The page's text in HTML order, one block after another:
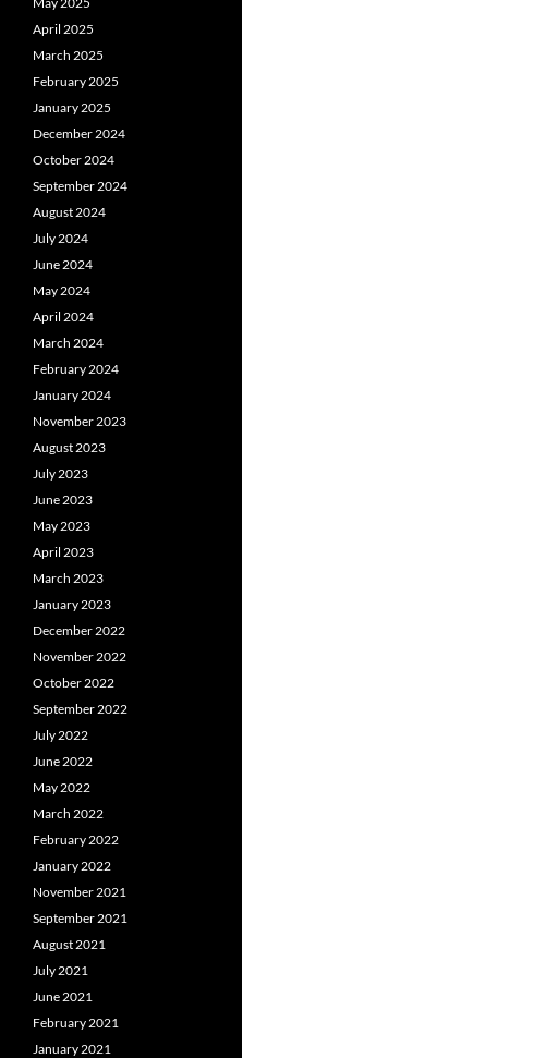
April 2025
March 2025
February 2025
January 2025
December 2024
October 2024
September 2024
August 2024
July 2024
June 2024
May 2024
April 2024
March 2024
February 2024
January 2024
November 2023
August 2023
July 2023
June 2023
May 2023
April 2023
March 2023
January 2023
December 2022
November 2022
October 2022
September 2022
July 2022
June 2022
May 2022
March 2022
February 2022
January 2022
November 2021
September 2021
August 2021
July 2021
June 2021
February 2021
January 2021